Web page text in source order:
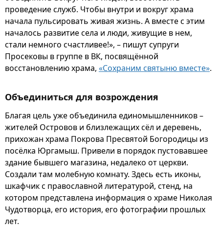
проведение служб. Чтобы внутри и вокруг храма
начала пульсировать живая жизнь. А вместе с этим
началось развитие села и люди, живущие в нем,
стали немного счастливее!», – пишут супруги
Просековы в группе в ВК, посвящённой
восстановлению храма, «Сохраним святыню вместе».
Объединиться для возрождения
Благая цель уже объединила единомышленников –
жителей Островов и близлежащих сёл и деревень,
прихожан храма Покрова Пресвятой Богородицы из
посёлка Юргамыш. Привели в порядок пустовавшее
здание бывшего магазина, недалеко от церкви.
Создали там молебную комнату. Здесь есть иконы,
шкафчик с православной литературой, стенд, на
котором представлена информация о храме Николая
Чудотворца, его история, его фотографии прошлых
лет.